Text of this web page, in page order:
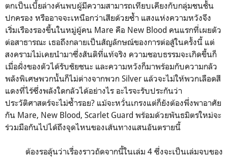
ตกเป็นเบี้ยล่างค้นพบผู้มีความสามารถเทียบเคียงกับกลุ่มชนชั้น
ปกครอง หรืออาจจะเหนือกว่าเสียด้วยซ้ำ แสงแห่งความหวังจึง
เริ่มเรืองรองขึ้นในหมู่ผู้คน Mare คือ New Blood คนแรกที่เผยตัว
ต่อสาธารณะ เธอถึงกลายเป็นสัญลักษณ์ของการต่อสู้ในครั้งนี้ แต่
สงครามไม่เคยนำมาซึ่งสันติที่แท้จริง ความชอบธรรมจะเกิดขึ้นก็
เมื่อฝั่งของตัวได้รับชัยชนะ และความหวังก็มาพร้อมกับความกลัว
พลังพิเศษพวกนั้นก็ไม่ต่างจากพวก Silver แล้วจะไม่ให้พวกเลือดสี
แดงที่ไร้ซึ่งพลังใดกลัวได้อย่างไร อะไรจะรับประกันว่า
ประวัติศาสตร์จะไม่ซ้ำรอย? แม้จะหวั่นเกรงแต่ก็ยังต้องพึ่งพาอาศัย
กัน Mare, New Blood, Scarlet Guard พร้อมด้วยพันธมิตรใหม่จะ
ร่วมมือกันไปได้ถึงจุดไหนของเส้นทางแสนอันตรายนี้
ต้องรอลุ้นว่าเรื่องราวถัดจากนี้ในเล่ม 4 ซึ่งจะเป็นเล่มจบของ